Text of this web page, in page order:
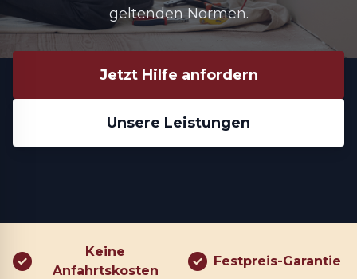
geltenden Normen.
Jetzt Hilfe anfordern
Unsere Leistungen
Keine
Anfahrtskosten
Festpreis-Garantie